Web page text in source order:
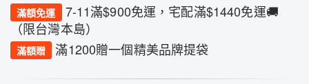
滿額免運
7-11滿$900免運，宅配滿$1440免運🚚
（限台灣本島）
滿額贈 滿1200贈一個精美品牌提袋